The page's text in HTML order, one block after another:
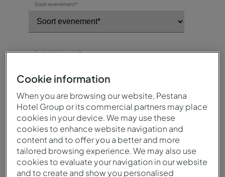
Soort evenement*
Aantal deelnemers*
Bestemming / Hotel*
Vergaderruimtes nodig?
Ja
Cookie information
When you are browsing our website, Pestana
Hotel Group or its commercial partners may place
cookies in your device. We may use these
cookies to enhance website navigation and
content and to offer you a better and more
tailored browsing experience. We may also use
cookies to evaluate your navigation in our website
and to create and show you personalised